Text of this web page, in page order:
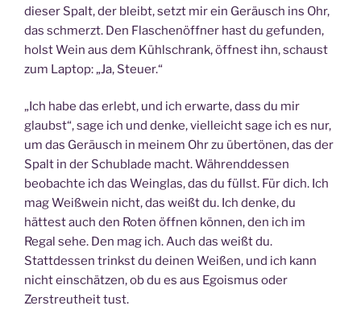
dieser Spalt, der bleibt, setzt mir ein Geräusch ins Ohr,
das schmerzt. Den Flaschenöffner hast du gefunden,
holst Wein aus dem Kühlschrank, öffnest ihn, schaust
zum Laptop: „Ja, Steuer.“
„Ich habe das erlebt, und ich erwarte, dass du mir
glaubst“, sage ich und denke, vielleicht sage ich es nur,
um das Geräusch in meinem Ohr zu übertönen, das der
Spalt in der Schublade macht. Währenddessen
beobachte ich das Weinglas, das du füllst. Für dich. Ich
mag Weißwein nicht, das weißt du. Ich denke, du
hättest auch den Roten öffnen können, den ich im
Regal sehe. Den mag ich. Auch das weißt du.
Stattdessen trinkst du deinen Weißen, und ich kann
nicht einschätzen, ob du es aus Egoismus oder
Zerstreutheit tust.